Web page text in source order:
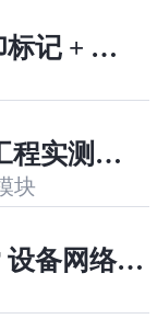
记 + 区
程实测：
1414P
块
备网络不